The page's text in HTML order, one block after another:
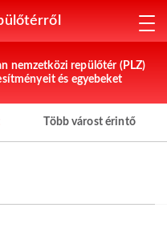
nemzetközi repülőtér (PLZ)
és egyebeket
Több várost érintő